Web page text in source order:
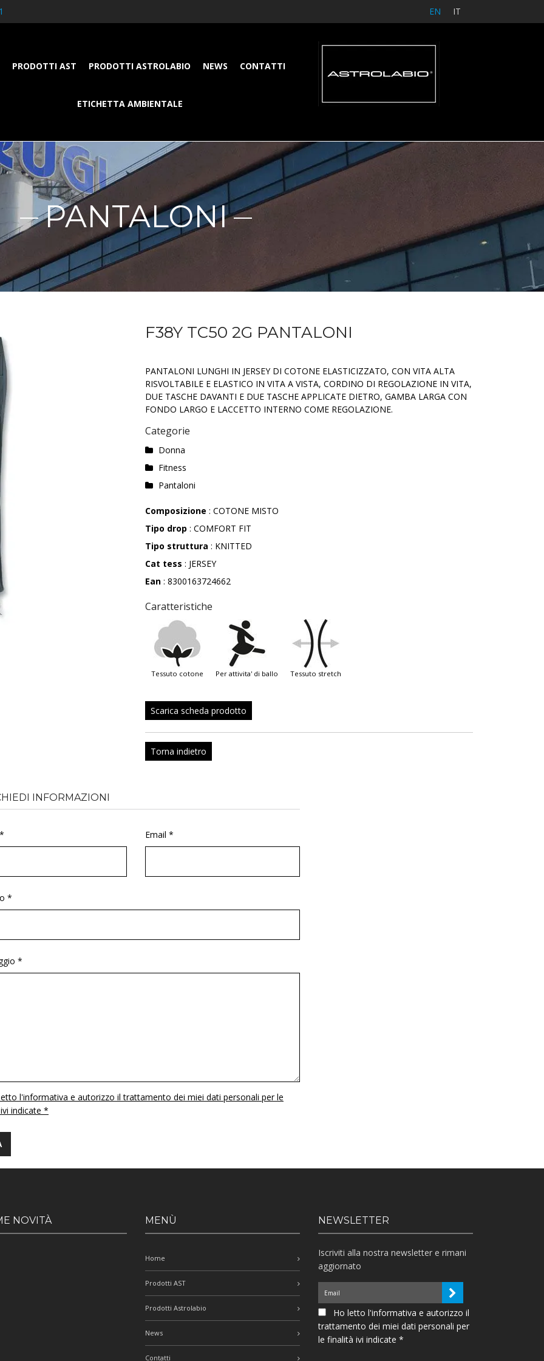
EN IT
PRODOTTI AST PRODOTTI ASTROLABIO NEWS CONTATTI
ETICHETTA AMBIENTALE
PANTALONI
F38Y TC50 2G PANTALONI
PANTALONI LUNGHI IN JERSEY DI COTONE ELASTICIZZATO, CON VITA ALTA
RISVOLTABILE E ELASTICO IN VITA A VISTA, CORDINO DI REGOLAZIONE IN VITA,
DUE TASCHE DAVANTI E DUE TASCHE APPLICATE DIETRO, GAMBA LARGA CON
FONDO LARGO E LACCETTO INTERNO COME REGOLAZIONE.
Categorie
Donna
Fitness
Pantaloni
Composizione : COTONE MISTO
Tipo drop : COMFORT FIT
Tipo struttura : KNITTED
Cat tess : JERSEY
Ean : 8300163724662
Caratteristiche
tessuto cotone per attivita' di ballo tessuto stretch
Scarica scheda prodotto
Torna indietro
INFORMAZIONI
Email *
*
*
l'informativa e autorizzo il trattamento dei miei dati personali per le
indicate *
NOVITÀ MENÙ
Home
Prodotti AST
Prodotti Astrolabio
News
Contatti
NEWSLETTER
Iscriviti alla nostra newsletter e rimani
aggiornato
Ho letto l'informativa e autorizzo il
trattamento dei miei dati personali per
le finalità ivi indicate *